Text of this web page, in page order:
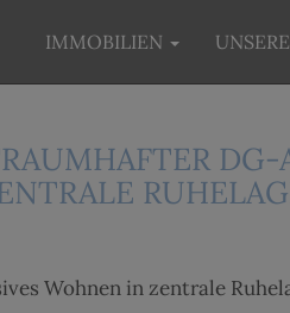
IMMOBILIEN
DG-